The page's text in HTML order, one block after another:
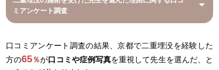
ミアンケート調査
口コミアンケート調査の結果、京都で二重埋没を経験した
方の65％が口コミや症例写真を重視して先生を選んだ、と